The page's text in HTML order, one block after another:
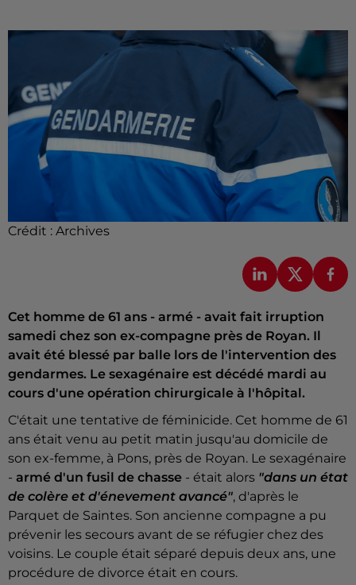
Crédit : Archives
Cet homme de 61 ans - armé - avait fait irruption
samedi chez son ex-compagne près de Royan. Il
avait été blessé par balle lors de l'intervention des
gendarmes. Le sexagénaire est décédé mardi au
cours d'une opération chirurgicale à l'hôpital.
C'était une tentative de féminicide. Cet homme de 61
ans était venu au petit matin jusqu'au domicile de
son ex-femme, à Pons, près de Royan. Le sexagénaire
- armé d'un fusil de chasse - était alors "dans un état
de colère et d'énevement avancé", d'après le
Parquet de Saintes. Son ancienne compagne a pu
prévenir les secours avant de se réfugier chez des
voisins. Le couple était séparé depuis deux ans, une
procédure de divorce était en cours.